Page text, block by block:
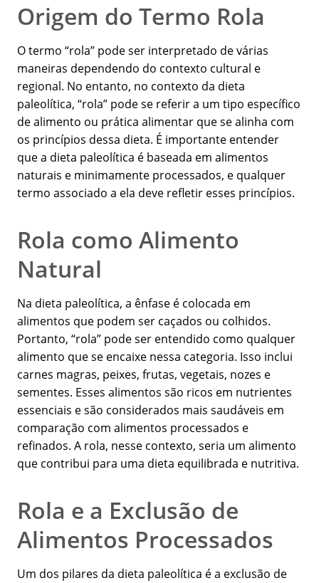
Origem do Termo Rola
O termo “rola” pode ser interpretado de várias
maneiras dependendo do contexto cultural e
regional. No entanto, no contexto da dieta
paleolítica, “rola” pode se referir a um tipo específico
de alimento ou prática alimentar que se alinha com
os princípios dessa dieta. É importante entender
que a dieta paleolítica é baseada em alimentos
naturais e minimamente processados, e qualquer
termo associado a ela deve refletir esses princípios.
Rola como Alimento
Natural
Na dieta paleolítica, a ênfase é colocada em
alimentos que podem ser caçados ou colhidos.
Portanto, “rola” pode ser entendido como qualquer
alimento que se encaixe nessa categoria. Isso inclui
carnes magras, peixes, frutas, vegetais, nozes e
sementes. Esses alimentos são ricos em nutrientes
essenciais e são considerados mais saudáveis em
comparação com alimentos processados e
refinados. A rola, nesse contexto, seria um alimento
que contribui para uma dieta equilibrada e nutritiva.
Rola e a Exclusão de
Alimentos Processados
Um dos pilares da dieta paleolítica é a exclusão de